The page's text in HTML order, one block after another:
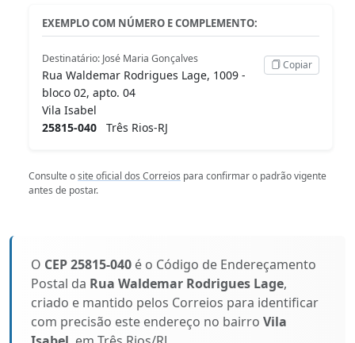
EXEMPLO COM NÚMERO E COMPLEMENTO:
Destinatário: José Maria Gonçalves
Rua Waldemar Rodrigues Lage, 1009 -
bloco 02, apto. 04
Vila Isabel
25815-040 Três Rios-RJ
Copiar
Consulte osite oficial dos Correios para confirmar o padrão vigente
antes de postar.
O CEP 25815-040 é o Código de Endereçamento
Postal da Rua Waldemar Rodrigues Lage,
criado e mantido pelos Correios para identificar
com precisão este endereço no bairro Vila